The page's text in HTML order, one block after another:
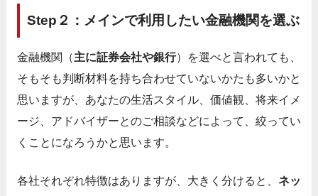
Step２：メインで利用したい金融機関を選ぶ
金融機関（主に証券会社や銀行）を選べと言われても、
そもそも判断材料を持ち合わせていないかたも多いかと
思いますが、あなたの生活スタイル、価値観、将来イメ
ージ、アドバイザーとのご相談などによって、絞ってい
くことになろうかと思います。
各社それぞれ特徴はありますが、大きく分けると、 ネッ